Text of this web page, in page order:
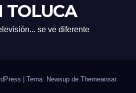
TOLUCA
se ve diferente
Tema: Newsup de Themeansar